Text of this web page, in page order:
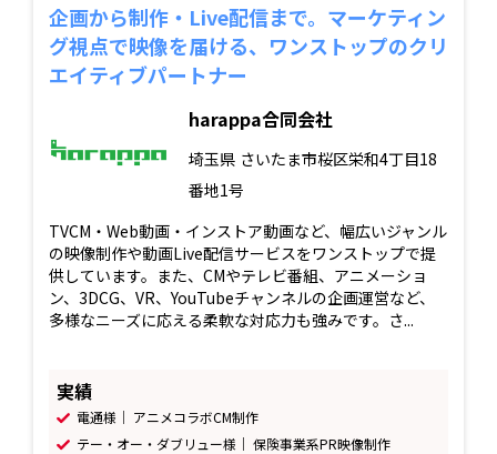
企画から制作・Live配信まで。マーケティン
グ視点で映像を届ける、ワンストップのクリ
エイティブパートナー
harappa合同会社
埼玉県 さいたま市桜区栄和4丁目18
番地1号
TVCM・Web動画・インストア動画など、幅広いジャンル
の映像制作や動画Live配信サービスをワンストップで提
供しています。また、CMやテレビ番組、アニメーショ
ン、3DCG、VR、YouTubeチャンネルの企画運営など、
多様なニーズに応える柔軟な対応力も強みです。さ...
実績
電通様｜ アニメコラボCM制作
テー・オー・ダブリュー様｜ 保険事業系PR映像制作